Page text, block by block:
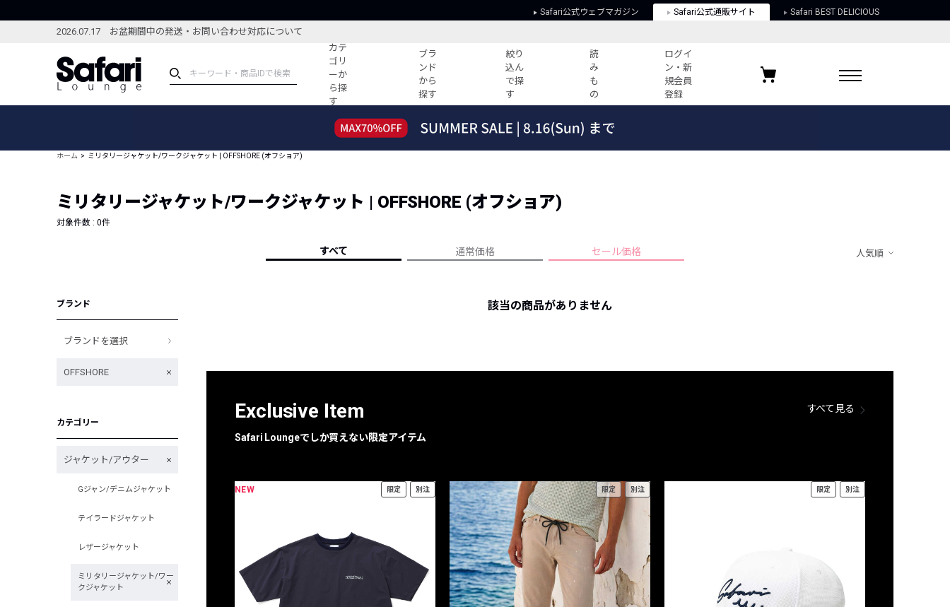
Safari公式ウェブマガジン Safari公式通販サイト Safari BEST DELICIOUS
2026.07.17 お盆期間中の発送・お問い合わせ対応について
カテ
ゴリ
ーか
ら探
す
ブラ
ンド
から
探す
絞り
込ん
で探
す
読
み
も
の
ログイ
ン・新
規会員
登録
ブランドから探す
新着アイテム
編集部のおすすめアイテム
特集記事
コーディネート
すべての記事
HOTなコーデ TOP20
人気記事ランキング
フォーカスブランド
プライバシーポリシー
お気に入りブランド
ホーム ミリタリージャケット/ワークジャケット | OFFSHORE (オフショア)
ミリタリージャケット/ワークジャケット | OFFSHORE (オフショア)
対象件数 : 0件
すべて 通常価格 セール価格 人気順
ブランド
ブランドを選択
OFFSHORE
カテゴリー
ジャケット/アウター
Gジャン/デニムジャケット
テイラードジャケット
レザージャケット
ミリタリージャケット/ワー
クジャケット
該当の商品がありません
Exclusive Item
Safari Loungeでしか買えない限定アイテム
すべて見る
NEW 限定 別注 限定 別注 限定 別注